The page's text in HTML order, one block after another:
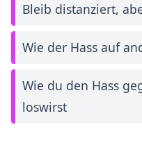
Bleib distanziert,
Wie der Hass auf
Wie du den Hass
loswirst